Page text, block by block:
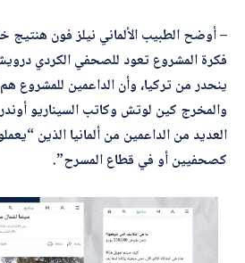
– أوضح الطبيب الألماني نيلز فون هنتيج
فكرة المشروع تعود للصحفي الكردي
ينحدر من تركيا، وأن الداعمين للمشروع
والمخرج كين لوتش وكاتب السيناريو
العديد من الداعمين من ألمانيا الذين
كصحفيين أو في قطاع المسرح”.